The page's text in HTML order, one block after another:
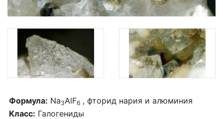
Формула: Na3AlF6 , фторид нария и алюминия
Класс: Галогениды